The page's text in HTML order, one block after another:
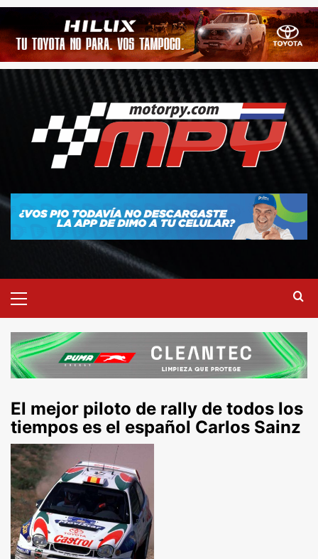
El mejor piloto de rally de todos los
tiempos es el español Carlos Sainz